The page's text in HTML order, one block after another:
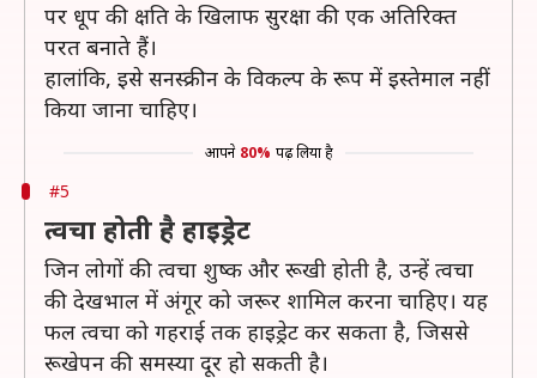
पर धूप की क्षति के खिलाफ सुरक्षा की एक अतिरिक्त
परत बनाते हैं।
हालांकि, इसे सनस्क्रीन के विकल्प के रूप में इस्तेमाल नहीं
किया जाना चाहिए।
आपने 80% पढ़ लिया है
#5
त्वचा होती है हाइड्रेट
जिन लोगों की त्वचा शुष्क और रूखी होती है, उन्हें त्वचा
की देखभाल में अंगूर को जरूर शामिल करना चाहिए। यह
फल त्वचा को गहराई तक हाइड्रेट कर सकता है, जिससे
रूखेपन की समस्या दूर हो सकती है।